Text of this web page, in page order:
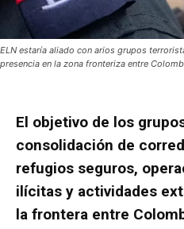
ELN estaría aliado con arios grupos
presencia en la zona fronteriza entre
El objetivo de los
consolidación de
refugios seguros,
ilícitas y actividades
la frontera entre